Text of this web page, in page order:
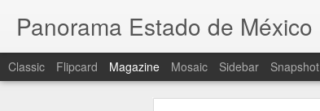
Panorama Estado de México
Classic Flipcard Magazine Mosaic Sidebar Snapshot